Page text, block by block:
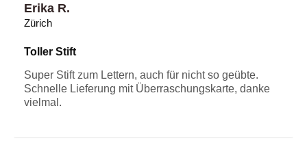
Erika R.
Zürich
Toller Stift
Super Stift zum Lettern, auch für nicht so geübte.
Schnelle Lieferung mit Überraschungskarte, danke
vielmal.